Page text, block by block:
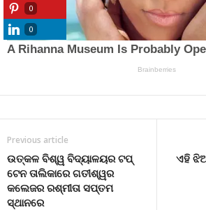
Previous article
ଉତ୍କଳ ବିଶ୍ୱ ବିଦ୍ୟାଳୟର ଟପ୍
ଟେନ ତାଲିକାରେ ଗତୀଶ୍ୱର
କଲେଜର ରଶ୍ମୀତା ସପ୍ତମ
ସ୍ଥାନରେ
ଏହି ଝିଅ
0
0